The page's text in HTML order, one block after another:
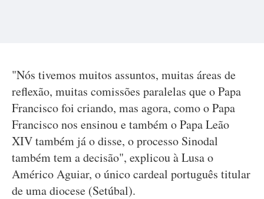
"Nós tivemos muitos assuntos, muitas áreas de
reflexão, muitas comissões paralelas que o Papa
Francisco foi criando, mas agora, como o Papa
Francisco nos ensinou e também o Papa Leão
XIV também já o disse, o processo Sinodal
também tem a decisão", explicou à Lusa o
Américo Aguiar, o único cardeal português titular
de uma diocese (Setúbal).